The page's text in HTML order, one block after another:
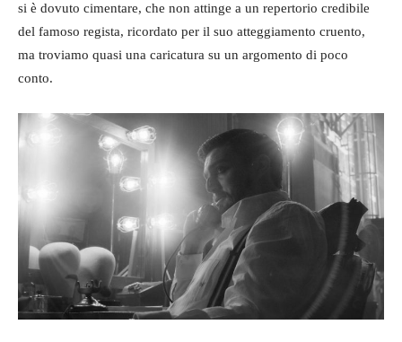
si è dovuto cimentare, che non attinge a un repertorio credibile
del famoso regista, ricordato per il suo atteggiamento cruento,
ma troviamo quasi una caricatura su un argomento di poco
conto.